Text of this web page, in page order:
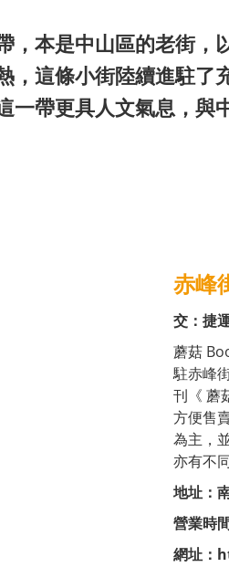
，本是中山區的老街，
，這條小街陸續進駐
帶更具人文氣息，與
赤峰
交：捷
蘑菇
駐赤峰
刊《 蘑
方便售
為主，
亦有不
地址：
營業時
網址：